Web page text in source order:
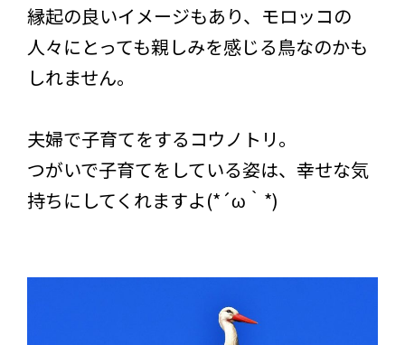
縁起の良いイメージもあり、モロッコの
人々にとっても親しみを感じる鳥なのかも
しれません。
夫婦で子育てをするコウノトリ。
つがいで子育てをしている姿は、幸せな気
持ちにしてくれますよ(*´ω｀*)